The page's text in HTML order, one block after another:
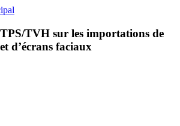
TVH sur les importations de
d’écrans faciaux